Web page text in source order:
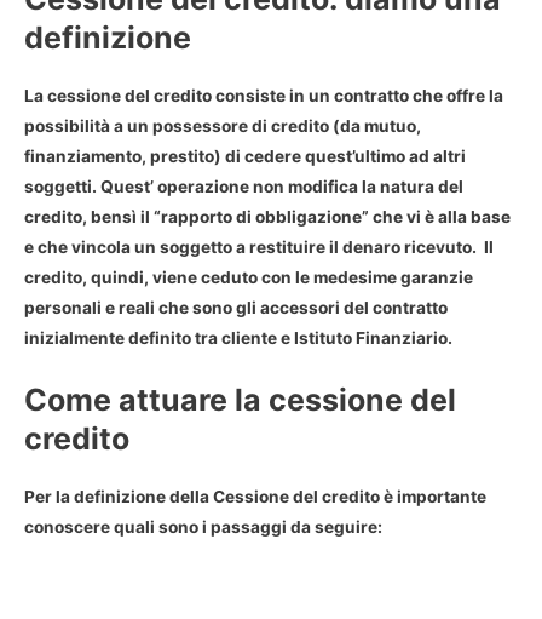
definizione
Lacessione del creditoconsiste in un contratto che offre la
possibilità a un possessore di credito (da mutuo,
finanziamento, prestito) di cedere quest’ultimo ad altri
soggetti. Quest’ operazione non modifica la natura del
credito, bensì il “rapporto di obbligazione” che vi è alla base
e che vincola un soggetto a restituire il denaro ricevuto. Il
credito, quindi, viene ceduto con le medesime garanzie
personali e reali che sono gli accessori del contratto
inizialmente definito tra cliente e Istituto Finanziario.
Come attuare la cessione del
credito
Per ladefinizione della Cessione del creditoè importante
conoscere quali sono i passaggi da seguire: